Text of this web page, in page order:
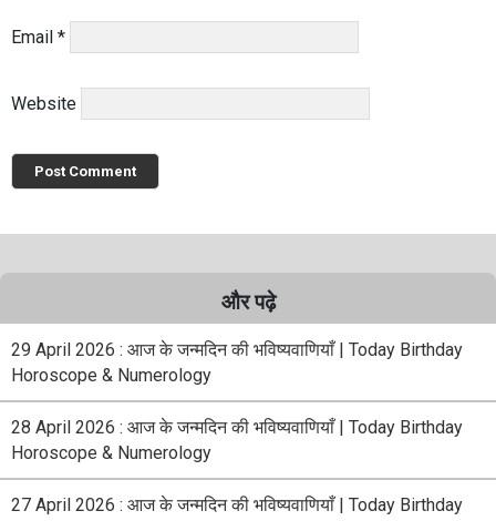
Email *
Website
और पढ़े
29 April 2026 : आज के जन्मदिन की भविष्यवाणियाँ | Today Birthday
Horoscope & Numerology
28 April 2026 : आज के जन्मदिन की भविष्यवाणियाँ | Today Birthday
Horoscope & Numerology
27 April 2026 : आज के जन्मदिन की भविष्यवाणियाँ | Today Birthday